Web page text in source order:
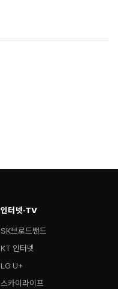
인터넷·TV
SK브로드밴드
KT 인터넷
LG U+
스카이라이프